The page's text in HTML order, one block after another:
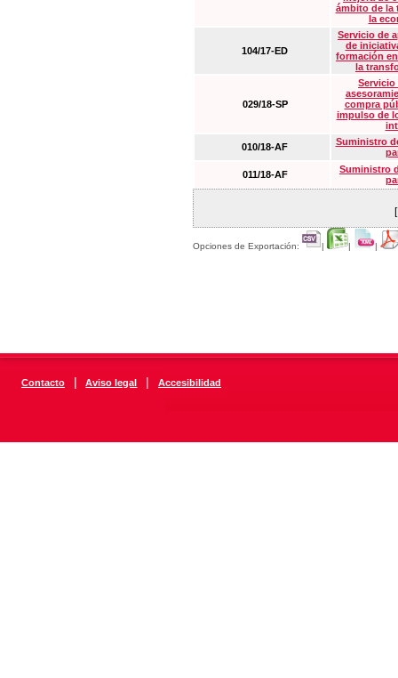
ámbito de la
la
104/17-ED
Servicio de
de
formación
la
029/18-SP
Servicio
compra
impulso de
010/18-AF
Suministro
011/18-AF
Suministro
Opciones de Exportación: | | |
Contacto | Aviso legal | Accesibilidad